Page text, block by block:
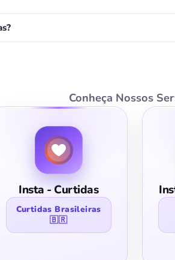
Conheça Nossos
Insta - Curtidas
Curtidas Brasileiras
🇧🇷